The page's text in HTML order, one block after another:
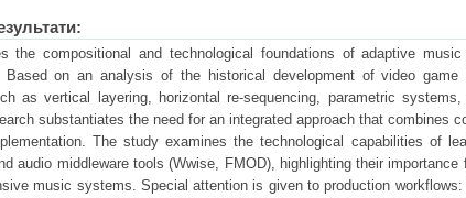
the compositional and technological foundations of adaptive
Based on an analysis of the historical development of video game
as vertical layering, horizontal re-sequencing, parametric
substantiates the need for an integrated approach that combines
The study examines the technological capabilities of
audio middleware tools (Wwise, FMOD), highlighting their importance
music systems. Special attention is given to production workflows: